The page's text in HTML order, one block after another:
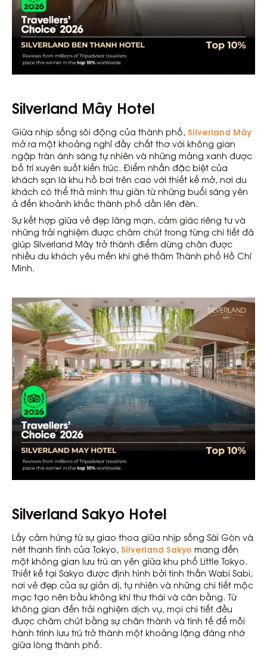
Silverland Mây Hotel
Giữa nhịp sống sôi động của thành phố, Silverland Mây
mở ra một khoảng nghỉ đầy chất thơ với không gian
ngập tràn ánh sáng tự nhiên và những mảng xanh được
bố trí xuyên suốt kiến trúc. Điểm nhấn đặc biệt của
khách sạn là khu hồ bơi trên cao với thiết kế mở, nơi du
khách có thể thả mình thư giãn từ những buổi sáng yên
ả đến khoảnh khắc thành phố dần lên đèn.
Sự kết hợp giữa vẻ đẹp lãng mạn, cảm giác riêng tư và
những trải nghiệm được chăm chút trong từng chi tiết đã
giúp Silverland Mây trở thành điểm dừng chân được
nhiều du khách yêu mến khi ghé thăm Thành phố Hồ Chí
Minh.
Silverland Sakyo Hotel
Lấy cảm hứng từ sự giao thoa giữa nhịp sống Sài Gòn và
nét thanh tĩnh của Tokyo, Silverland Sakyo mang đến
một không gian lưu trú an yên giữa khu phố Little Tokyo.
Thiết kế tại Sakyo được định hình bởi tinh thần Wabi Sabi,
nơi vẻ đẹp của sự giản dị, tự nhiên và những chi tiết mộc
mạc tạo nên bầu không khí thư thái và cân bằng. Từ
không gian đến trải nghiệm dịch vụ, mọi chi tiết đều
được chăm chút bằng sự chân thành và tinh tế để mỗi
hành trình lưu trú trở thành một khoảng lặng đáng nhớ
giữa lòng thành phố.